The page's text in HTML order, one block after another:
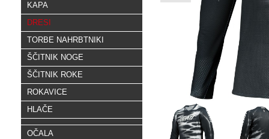
KAPA
DRESI
TORBE NAHRBTNIKI
ŠČITNIK NOGE
ŠČITNIK ROKE
ROKAVICE
HLAČE
OČALA